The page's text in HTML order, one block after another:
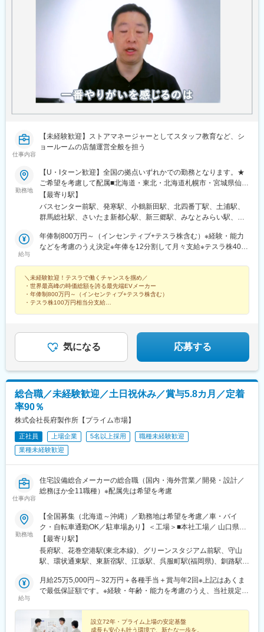
仕事内容
【未経験歓迎】ストアマネージャーとしてスタッフ教育など、シ
ョールームの店舗運営全般を担う
勤務地
【U・Iターン歓迎】全国の拠点いずれかでの勤務となります。★
ご希望を考慮して配属■北海道・東北・北海道札幌市・宮城県仙台
市■関東・茨城県土浦市・群馬県高崎市・埼玉県さいたま市／埼玉
県三郷市・神奈川県横浜市／神奈川県川崎市／神奈川県平塚市・
千葉県千葉市・東京都新宿区／東京都板橋区／東京都墨田区／東
市／静岡県静岡市・石川県金沢市・富山県富山市■関西・三重県津
市・大阪府堺市／大阪府大阪市・兵庫県神戸市■中国・四国・岡山
市・沖縄県豊見城市
【最寄り駅】
バスセンター前駅、発寒駅、小鶴新田駅、北四番丁駅、土浦駅、
群馬総社駅、さいたま新都心駅、新三郷駅、みなとみらい駅、川
庁前駅、二子玉川駅、志村坂上駅、昭島駅、亀島駅、星ケ丘駅(愛
知県)、栄駅(愛知県)、モレラ岐阜駅、東静岡駅、舞阪駅、金沢
県)、下関駅、雁ノ巣駅、唐人町駅、赤嶺駅、宮の沢駅、北仙台
駅、新高島駅、京急川崎駅、新宿駅、志村三丁目駅、栄生駅、栄
町駅(愛知県)、柚木駅(静岡鉄道線)、北鉄金沢駅、中百舌鳥駅、四
ツ橋駅、なんば駅(地下鉄)、西梅田駅、大雲寺前駅、紙屋町西駅、
駅、大阪難波駅、大阪梅田駅(阪神線)、紙屋町東駅
給与
年俸制800万円～（インセンティブ+テスラ株含む）※経験・能力
などを考慮のうえ決定※年俸を12分割して月々支給※テスラ株400
＼未経験歓迎！テスラで働くチャンスを掴め／
・世界最高峰の時価総額を誇る最先端EVメーカー
・年俸制800万円～（インセンティブ+テスラ株含む）
・テスラ株100万円相当分支給
気になる 応募する
総合職／未経験歓迎／土日祝休み／賞与5.8カ月／定着
率90％
株式会社長府製作所【プライム市場】
正社員 上場企業 5名以上採用
職種未経験歓迎
業種未経験歓迎
仕事内容
住宅設備総合メーカーの総合職（国内・海外営業／開発・設計／
総務ほか全11職種）※配属先は希望を考慮
勤務地
【全国募集（北海道～沖縄）／勤務地は希望を考慮／車・バイ
ク・自転車通勤OK／駐車場あり】＜工場＞■本社工場／ 山口県下
関市■滋賀工場／ 滋賀県野洲市■宇都宮工場／ 栃木県宇都宮市■花
巻工場／ 岩手県花巻市＜支店＞■札幌支店／ 北海道札幌市■東京支
店／ 東京都新宿区■大阪支店／ 大阪府吹田市■福岡支店／ 福岡県
道帯広市■旭川営業所／ 北海道旭川市■函館営業所／ 北海道函館市
■青森営業所／ 青森県青森市■盛岡営業所／ 岩手県盛岡市■仙台営
埼玉県新座市■千葉営業所／ 千葉県千葉市■横浜営業所／ 神奈川県
横浜市■金沢営業所／ 石川県金沢市■松本営業所／ 長野県松本市■
【最寄り駅】
長府駅、花巻空港駅(東北本線)、グリーンスタジアム前駅、守山
駅、環状通東駅、東新宿駅、江坂駅、呉服町駅(福岡県)、釧路駅、
駅、泉外旭川駅、志木駅、みどり台駅、センター北駅、西金沢
駅、信濃荒井駅、一社駅、備前西市駅、段原一丁目駅、多度津
駅、北四番丁駅、西登戸駅、松川町駅
給与
月給25万5,000円～32万円＋各種手当＋賞与年2回※上記はあくま
で最低保証額です。※経験・年齢・能力を考慮のうえ、当社規定に
万円＋各種手当＋賞与2回）■30歳：年収520万円（月給26万円＋
各種手当＋賞与2回）設立72年・プライム上場の安定基盤
成長も安心も叶う環境で、新たな一歩を。